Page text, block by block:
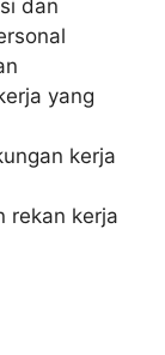
dan
yang
kerja
rekan kerja